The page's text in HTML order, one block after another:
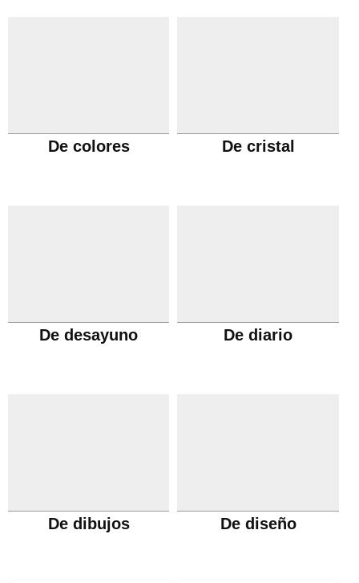
De colores De cristal
De desayuno De diario
De dibujos De diseño